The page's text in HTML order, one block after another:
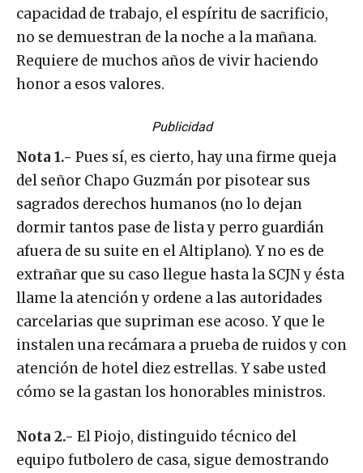
capacidad de trabajo, el espíritu de sacrificio,
no se demuestran de la noche a la mañana.
Requiere de muchos años de vivir haciendo
honor a esos valores.
Publicidad
Nota 1.- Pues sí, es cierto, hay una firme queja
del señor Chapo Guzmán por pisotear sus
sagrados derechos humanos (no lo dejan
dormir tantos pase de lista y perro guardián
afuera de su suite en el Altiplano). Y no es de
extrañar que su caso llegue hasta la SCJN y ésta
llame la atención y ordene a las autoridades
carcelarias que supriman ese acoso. Y que le
instalen una recámara a prueba de ruidos y con
atención de hotel diez estrellas. Y sabe usted
cómo se la gastan los honorables ministros.
Nota 2.- El Piojo, distinguido técnico del
equipo futbolero de casa, sigue demostrando